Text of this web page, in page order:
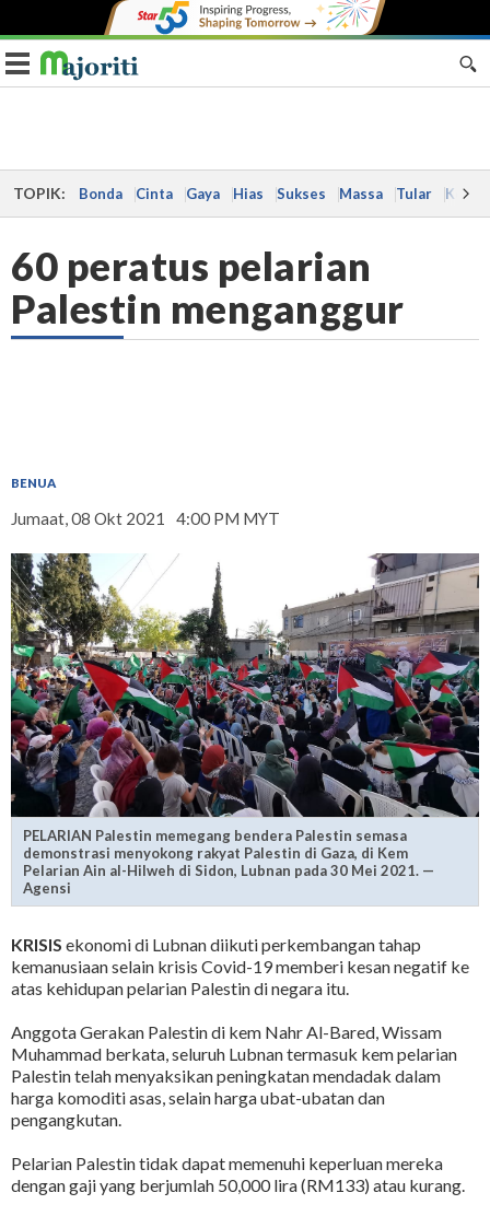
Toggle navigation
TOPIK: Bonda Cinta Gaya Hias Sukses Massa Tular Kes
60 peratus pelarian
Palestin menganggur
BENUA
Jumaat, 08 Okt 2021 4:00 PM MYT
PELARIAN Palestin memegang bendera Palestin semasa
demonstrasi menyokong rakyat Palestin di Gaza, di Kem
Pelarian Ain al-Hilweh di Sidon, Lubnan pada 30 Mei 2021. —
Agensi
KRISIS ekonomi di Lubnan diikuti perkembangan tahap
kemanusiaan selain krisis Covid-19 memberi kesan negatif ke
atas kehidupan pelarian Palestin di negara itu.
Anggota Gerakan Palestin di kem Nahr Al-Bared, Wissam
Muhammad berkata, seluruh Lubnan termasuk kem pelarian
Palestin telah menyaksikan peningkatan mendadak dalam
harga komoditi asas, selain harga ubat-ubatan dan
pengangkutan.
Pelarian Palestin tidak dapat memenuhi keperluan mereka
dengan gaji yang berjumlah 50,000 lira (RM133) atau kurang.